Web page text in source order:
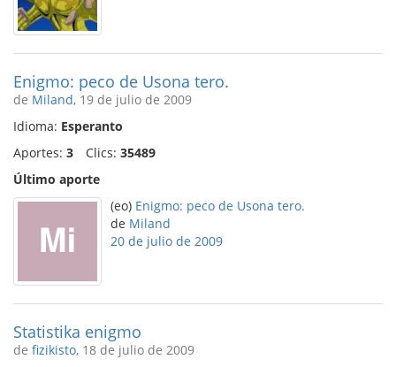
Enigmo: peco de Usona tero.
de Miland, 19 de julio de 2009
Idioma: Esperanto
Aportes: 3 Clics: 35489
Último aporte
(eo) Enigmo: peco de Usona tero.
de Miland
20 de julio de 2009
Statistika enigmo
de fizikisto, 18 de julio de 2009